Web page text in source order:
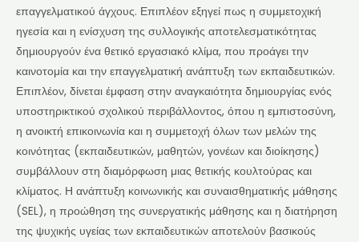
επαγγελματικού άγχους. Επιπλέον εξηγεί πως η συμμετοχική
ηγεσία και η ενίσχυση της συλλογικής αποτελεσματικότητας
δημιουργούν ένα θετικό εργασιακό κλίμα, που προάγει την
καινοτομία και την επαγγελματική ανάπτυξη των εκπαιδευτικών.
Επιπλέον, δίνεται έμφαση στην αναγκαιότητα δημιουργίας ενός
υποστηρικτικού σχολικού περιβάλλοντος, όπου η εμπιστοσύνη,
η ανοικτή επικοινωνία και η συμμετοχή όλων των μελών της
κοινότητας (εκπαιδευτικών, μαθητών, γονέων και διοίκησης)
συμβάλλουν στη διαμόρφωση μιας θετικής κουλτούρας και
κλίματος. Η ανάπτυξη κοινωνικής και συναισθηματικής μάθησης
(SEL), η προώθηση της συνεργατικής μάθησης και η διατήρηση
της ψυχικής υγείας των εκπαιδευτικών αποτελούν βασικούς